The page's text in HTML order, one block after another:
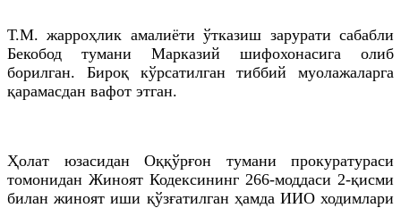
Т.М. жарроҳлик амалиёти ўтказиш зарурати сабабли
Бекобод тумани Марказий шифохонасига олиб
борилган. Бироқ кўрсатилган тиббий муолажаларга
қарамасдан вафот этган.
Ҳолат юзасидан Оққўрғон тумани прокуратураси
томонидан Жиноят Кодексининг 266-моддаси 2-қисми
билан жиноят иши қўзғатилган ҳамда ИИО ходимлари